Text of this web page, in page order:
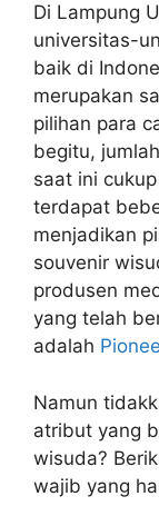
Di Lampung
universitas-
baik di
merupakan
pilihan para
begitu,
saat ini
terdapat
menjadikan
souvenir
produsen
yang telah
adalah
Namun
atribut yang
wisuda?
wajib yang